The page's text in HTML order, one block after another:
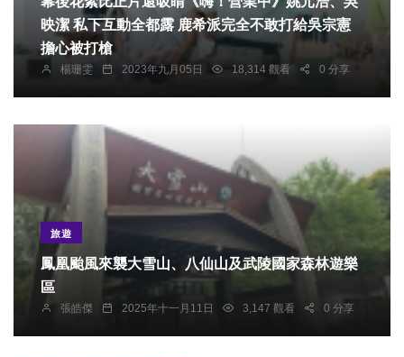
映潔 私下互動全都露 鹿希派完全不敢打給吳宗憲
擔心被打槍
楊珊雯 2023年九月05日 18,314 觀看 0 分享
旅遊
鳳凰颱風來襲大雪山、八仙山及武陵國家森林遊樂
區
張皓傑 2025年十一月11日 3,147 觀看 0 分享